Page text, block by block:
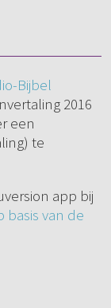
Bijbel
2016
een
te
app bij
basis van de